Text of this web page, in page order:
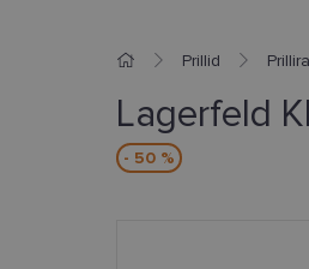
Prillid
Lagerfeld
- 50 %